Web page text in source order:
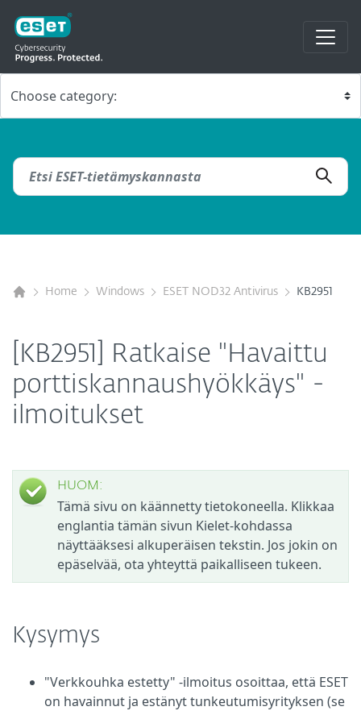
Home Windows ESET NOD32 Antivirus KB2951
[KB2951] Ratkaise "Havaittu
porttiskannaushyökkäys" -
ilmoitukset
HUOM:
Tämä sivu on käännetty tietokoneella. Klikkaa
englantia tämän sivun Kielet-kohdassa
näyttääksesi alkuperäisen tekstin. Jos jokin on
epäselvää, ota yhteyttä paikalliseen tukeen.
Kysymys
"Verkkouhka estetty" -ilmoitus osoittaa, että ESET
on havainnut ja estänyt tunkeutumisyrityksen (se